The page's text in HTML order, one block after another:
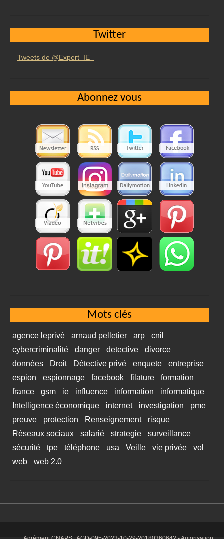
Twitter
Tweets de @Expert_IE_
Abonnez vous
Mots clés
agence leprivé arnaud pelletier arp
cnil
cybercriminalité
danger detective
divorce
données
Droit Détective privé enquete
entreprise
espion
espionnage facebook filature
formation
france
gsm ie influence information
informatique
Intelligence économique
internet investigation
pme
preuve
protection Renseignement
risque
Réseaux sociaux
salarié strategie
surveillance
sécurité
tpe téléphone usa Veille vie privée
vol
web
web 2.0